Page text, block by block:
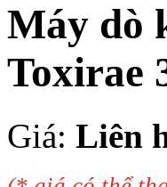
Máy dò
Toxirae
Giá: Liên